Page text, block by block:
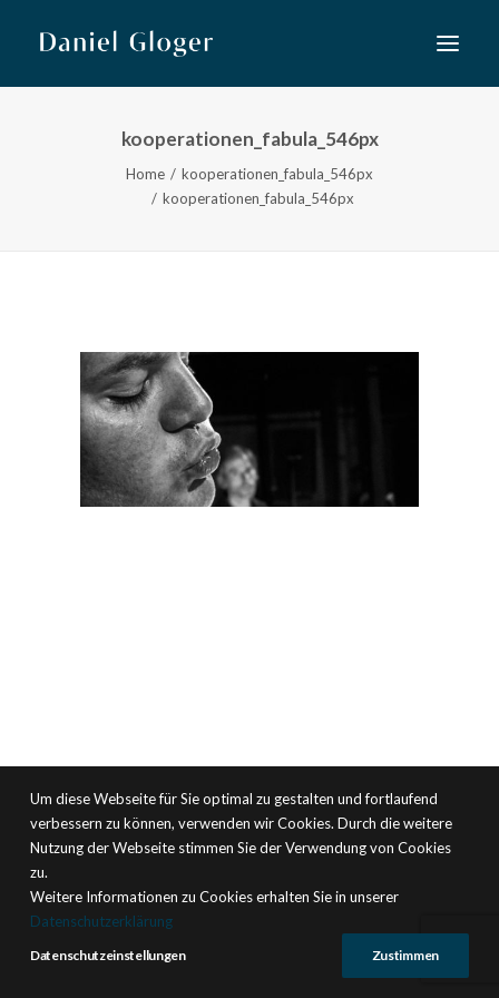
Musiktheater
Kooperationen
Kurse
kooperationen_fabula_546px
Home
kooperationen_fabula_546px
kooperationen_fabula_546px
Um diese Webseite für Sie optimal zu gestalten und fortlaufend
verbessern zu können, verwenden wir Cookies. Durch die weitere
Nutzung der Webseite stimmen Sie der Verwendung von Cookies
zu.
Weitere Informationen zu Cookies erhalten Sie in unserer
Datenschutzerklärung
Datenschutzeinstellungen Zustimmen